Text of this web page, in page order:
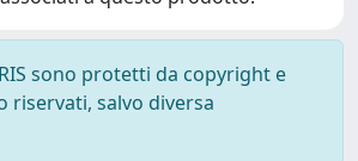
sono protetti da copyright e
salvo diversa